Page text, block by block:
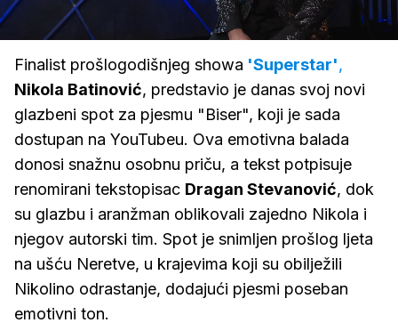
Upali
zvuk
22.86%
Finalist prošlogodišnjeg showa 'Superstar',
Nikola Batinović, predstavio je danas svoj novi
glazbeni spot za pjesmu "Biser", koji je sada
dostupan na YouTubeu. Ova emotivna balada
donosi snažnu osobnu priču, a tekst potpisuje
renomirani tekstopisac Dragan Stevanović, dok
su glazbu i aranžman oblikovali zajedno Nikola i
njegov autorski tim. Spot je snimljen prošlog ljeta
na ušću Neretve, u krajevima koji su obilježili
Nikolino odrastanje, dodajući pjesmi poseban
emotivni ton.